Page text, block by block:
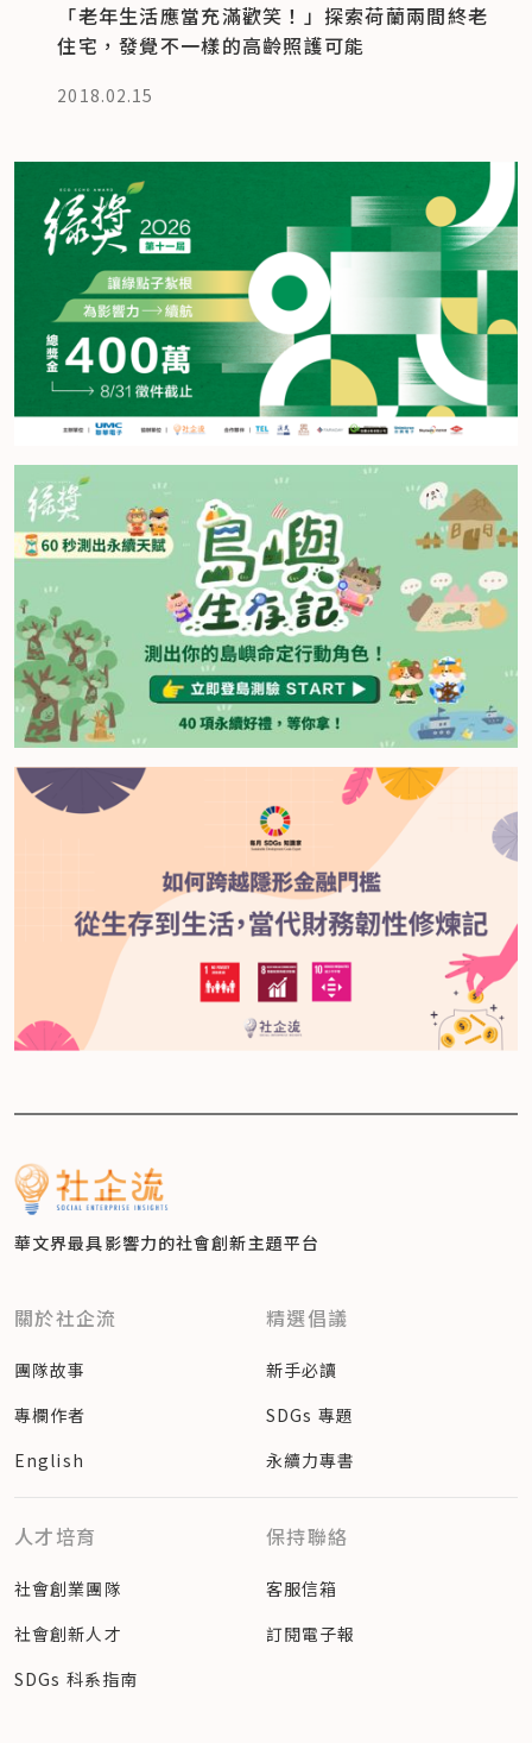
「老年生活應當充滿歡笑！」探索荷蘭兩間終老
住宅，發覺不一樣的高齡照護可能
2018.02.15
華文界最具影響力的社會創新主題平台
關於社企流
團隊故事
專欄作者
English
精選倡議
新手必讀
SDGs 專題
永續力專書
人才培育
社會創業團隊
社會創新人才
SDGs 科系指南
保持聯絡
客服信箱
訂閱電子報